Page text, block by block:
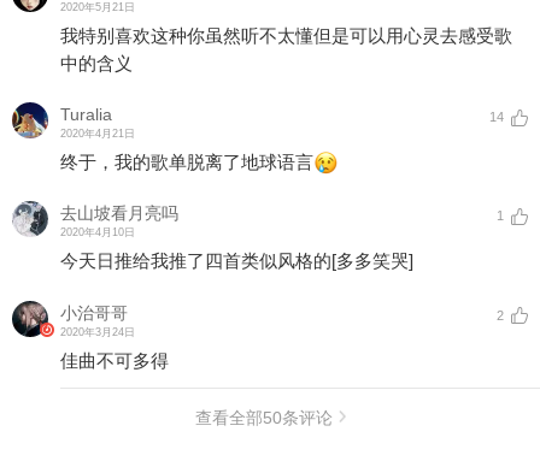
2020年5月21日
我特别喜欢这种你虽然听不太懂但是可以用心灵去感受歌
中的含义
Turalia
2020年4月21日
14
终于，我的歌单脱离了地球语言
去山坡看月亮吗
2020年4月10日
1
今天日推给我推了四首类似风格的[多多笑哭]
小治哥哥
2020年3月24日
2
佳曲不可多得
查看全部50条评论